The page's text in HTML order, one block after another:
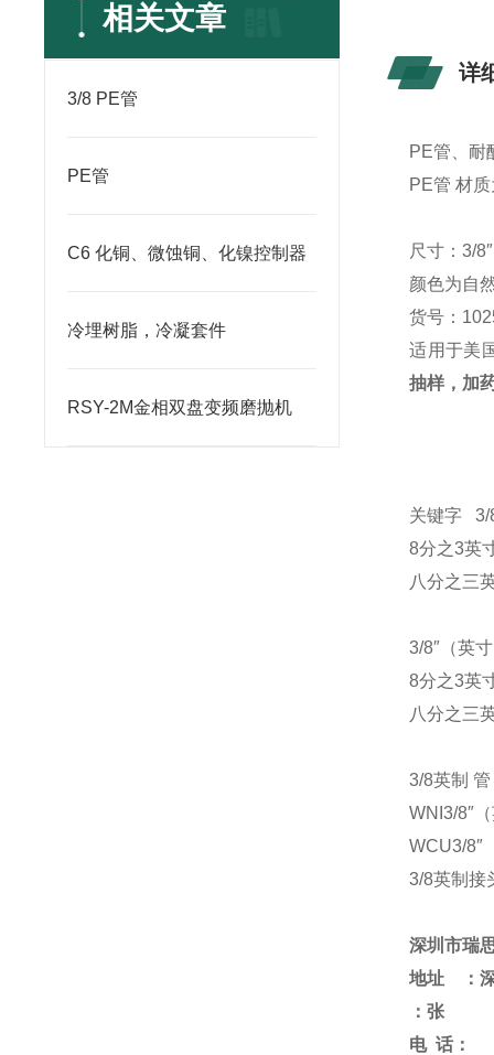
相关文章
3/8 PE管
PE管
C6 化铜、微蚀铜、化镍控制器
冷埋树脂，冷凝套件
RSY-2M金相双盘变频磨抛机
详
PE管、耐
PE管 材
尺寸：3/
颜色为自
货号：
适用于美
抽样，加
关键字
3/
8分之3英
八分之三
3/8″（英
8分之3英
八分之三
3/8英制 管
WNI3/8″
WCU3/8″
3/8英制接
深圳市瑞
地址 ：深
：张
电 话：